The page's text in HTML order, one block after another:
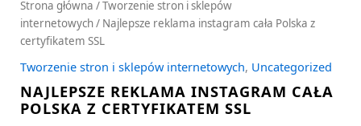
Strona główna /Tworzenie stron i sklepów
internetowych/ Najlepsze reklama instagram cała Polska z
certyfikatem SSL
Tworzenie stron i sklepów internetowych, Uncategorized
NAJLEPSZE REKLAMA INSTAGRAM CAŁA
POLSKA Z CERTYFIKATEM SSL